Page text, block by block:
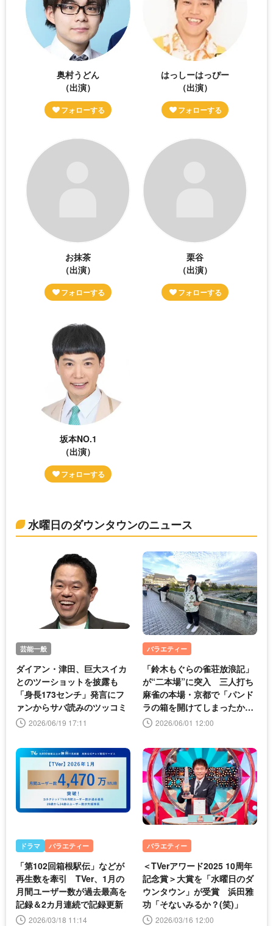
奥村うどん
（出演）
はっしーはっぴー
（出演）
お抹茶
（出演）
栗谷
（出演）
坂本NO.1
（出演）
水曜日のダウンタウンのニュース
芸能一般
ダイアン・津田、巨大スイカ
とのツーショットを披露も
「身長173センチ」発言にフ
ァンからサバ読みのツッコミ
2026/06/19 17:11
バラエティー
「鈴木もぐらの雀荘放浪記」
が“二本場”に突入 三人打ち
麻雀の本場・京都で「パンド
ラの箱を開けてしまったかも
しれない」
2026/06/01 12:00
ドラマ バラエティー
「第102回箱根駅伝」などが
再生数を牽引 TVer、1月の
月間ユーザー数が過去最高を
記録＆2カ月連続で記録更新
2026/03/18 11:14
バラエティー
＜TVerアワード2025 10周年
記念賞＞大賞を「水曜日のダ
ウンタウン」が受賞 浜田雅
功「そないみるか？(笑)」
2026/03/16 12:00